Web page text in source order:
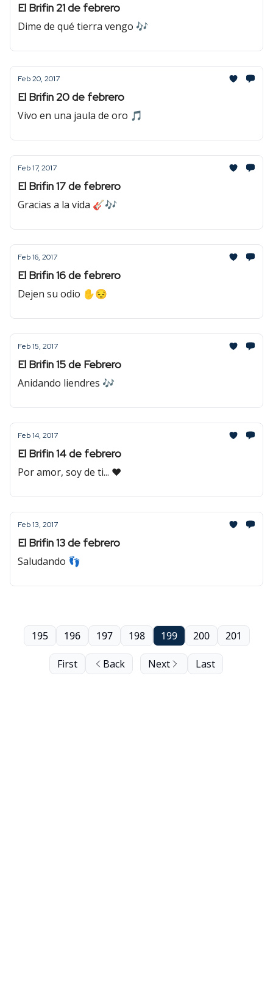
El Brifin 21 de febrero
Dime de qué tierra vengo 🎶
Feb 20, 2017
El Brifin 20 de febrero
Vivo en una jaula de oro 🎵
Feb 17, 2017
El Brifin 17 de febrero
Gracias a la vida 🎸🎶
Feb 16, 2017
El Brifin 16 de febrero
Dejen su odio ✋😔
Feb 15, 2017
El Brifin 15 de Febrero
Anidando liendres 🎶
Feb 14, 2017
El Brifin 14 de febrero
Por amor, soy de ti... ❤
Feb 13, 2017
El Brifin 13 de febrero
Saludando 👣
First Back
195 196 197 198 199 200 201
Next Last